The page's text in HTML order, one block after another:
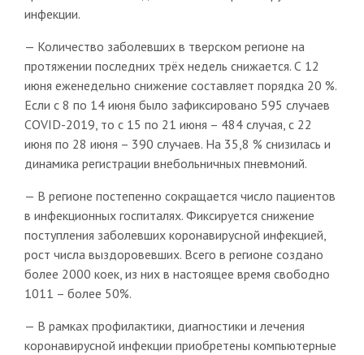
инфекции.
— Количество заболевших в тверском регионе на
протяжении последних трёх недель снижается. С 12
июня еженедельно снижение составляет порядка 20 %.
Если с 8 по 14 июня было зафиксировано 595 случаев
COVID-2019, то с 15 по 21 июня – 484 случая, с 22
июня по 28 июня – 390 случаев. На 35,8 % снизилась и
динамика регистрации внебольничных пневмоний.
— В регионе постепенно сокращается число пациентов
в инфекционных госпиталях. Фиксируется снижение
поступления заболевших коронавирусной инфекцией,
рост числа выздоровевших. Всего в регионе создано
более 2000 коек, из них в настоящее время свободно
1011 – более 50%.
— В рамках профилактики, диагностики и лечения
коронавирусной инфекции приобретены компьютерные